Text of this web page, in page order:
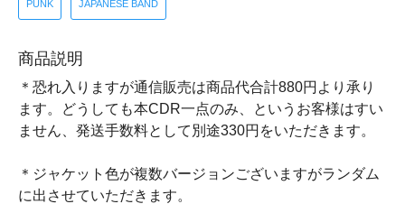
PUNK JAPANESE BAND
商品説明
＊恐れ入りますが通信販売は商品代合計880円より承り
ます。どうしても本CDR一点のみ、というお客様はすい
ません、発送手数料として別途330円をいただきます。
＊ジャケット色が複数バージョンございますがランダム
に出させていただきます。